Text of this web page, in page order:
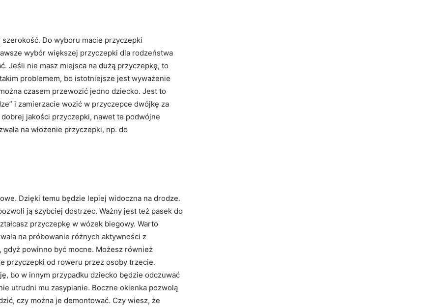
Do wyboru macie przyczepki
wybór większej przyczepki dla rodzeństwa
Jeśli nie masz miejsca na dużą przyczepkę, to
problemem, bo istotniejsze jest wyważenie
czasem przewozić jedno dziecko. Jest to
i zamierzacie wozić w przyczepce dwójkę za
jakości przyczepki, nawet te podwójne
na włożenie przyczepki, np. do
Dzięki temu będzie lepiej widoczna na drodze.
ją szybciej dostrzec. Ważny jest też pasek do
przyczepkę w wózek biegowy. Warto
na próbowanie różnych aktywności z
powinno być mocne. Możesz również
przyczepki od roweru przez osoby trzecie.
bo w innym przypadku dziecko będzie odczuwać
utrudni mu zasypianie. Boczne okienka pozwolą
czy można je demontować. Czy wiesz, że